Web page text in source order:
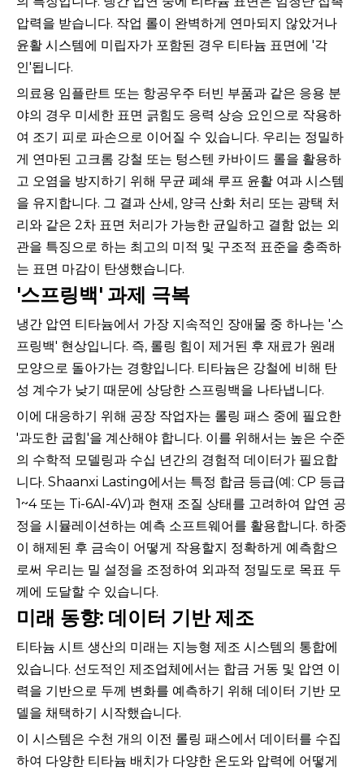
압력을 받습니다. 작업 롤이 완벽하게 연마되지 않았거나
윤활 시스템에 미립자가 포함된 경우 티타늄 표면에 '각
인'됩니다.
의료용 임플란트 또는 항공우주 터빈 부품과 같은 응용 분
야의 경우 미세한 표면 긁힘도 응력 상승 요인으로 작용하
여 조기 피로 파손으로 이어질 수 있습니다. 우리는 정밀하
게 연마된 고크롬 강철 또는 텅스텐 카바이드 롤을 활용하
고 오염을 방지하기 위해 무균 폐쇄 루프 윤활 여과 시스템
을 유지합니다. 그 결과 산세, 양극 산화 처리 또는 광택 처
리와 같은 2차 표면 처리가 가능한 균일하고 결함 없는 외
관을 특징으로 하는 최고의 미적 및 구조적 표준을 충족하
는 표면 마감이 탄생했습니다.
'스프링백' 과제 극복
냉간 압연 티타늄에서 가장 지속적인 장애물 중 하나는 '스
프링백' 현상입니다. 즉, 롤링 힘이 제거된 후 재료가 원래
모양으로 돌아가는 경향입니다. 티타늄은 강철에 비해 탄
성 계수가 낮기 때문에 상당한 스프링백을 나타냅니다.
이에 대응하기 위해 공장 작업자는 롤링 패스 중에 필요한
'과도한 굽힘'을 계산해야 합니다. 이를 위해서는 높은 수준
의 수학적 모델링과 수십 년간의 경험적 데이터가 필요합
니다. Shaanxi Lasting에서는 특정 합금 등급(예: CP 등급
1~4 또는 Ti-6Al-4V)과 현재 조질 상태를 고려하여 압연 공
정을 시뮬레이션하는 예측 소프트웨어를 활용합니다. 하중
이 해제된 후 금속이 어떻게 작용할지 정확하게 예측함으
로써 우리는 밀 설정을 조정하여 외과적 정밀도로 목표 두
께에 도달할 수 있습니다.
미래 동향: 데이터 기반 제조
티타늄 시트 생산의 미래는 지능형 제조 시스템의 통합에
있습니다. 선도적인 제조업체에서는 합금 거동 및 압연 이
력을 기반으로 두께 변화를 예측하기 위해 데이터 기반 모
델을 채택하기 시작했습니다.
이 시스템은 수천 개의 이전 롤링 패스에서 데이터를 수집
하여 다양한 티타늄 배치가 다양한 온도와 압력에 어떻게